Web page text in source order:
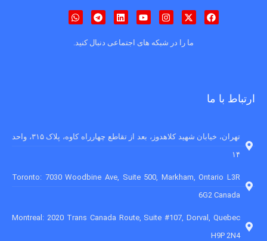
ما را در شبکه های اجتماعی دنبال کنید.
ارتباط با ما
تهران، خیابان شهید کلاهدوز، بعد از تقاطع چهارراه کاوه، پلاک ۳۱۵، واحد
۱۴
Toronto: 7030 Woodbine Ave, Suite 500, Markham, Ontario L3R
6G2 Canada
Montreal: 2020 Trans Canada Route, Suite #107, Dorval, Quebec
H9P 2N4